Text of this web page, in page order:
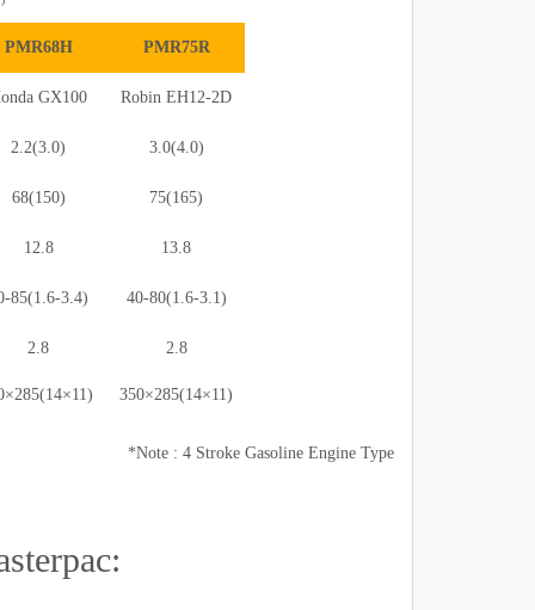
PMR68H PMR75R
GX100 Robin EH12-2D
2.2(3.0) 3.0(4.0)
68(150) 75(165)
12.8 13.8
85(1.6-3.4) 40-80(1.6-3.1)
2.8 2.8
350×285(14×11)
*Note : 4 Stroke Gasoline Engine Type